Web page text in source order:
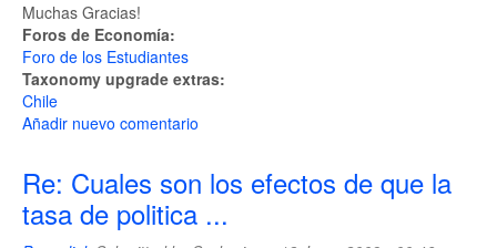
Muchas Gracias!
Foros de Economía:
Foro de los Estudiantes
Taxonomy upgrade extras:
Chile
Añadir nuevo comentario
Re: Cuales son los efectos de que la
tasa de politica ...